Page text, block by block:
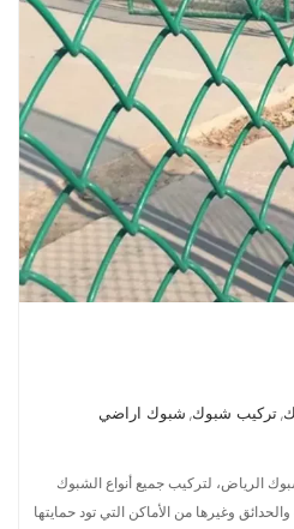
,تركيب شبوك, شبوك اراضي
الرياض، لتركيب جميع أنواع الشبوك
وغيرها من الأماكن التي تود حمايتها